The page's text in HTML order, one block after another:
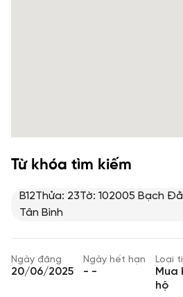
Từ khóa tìm kiếm
B12Thửa: 23Tờ: 102005 Bạch
Tân Bình
Ngày đăng
20/06/2025
Ngày hết hạn
- -
Loại
Mua
hộ